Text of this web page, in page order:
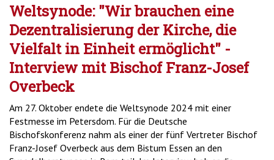
Weltsynode: "Wir brauchen eine
Dezentralisierung der Kirche, die
Vielfalt in Einheit ermöglicht" -
Interview mit Bischof Franz-Josef
Overbeck
Am 27. Oktober endete die Weltsynode 2024 mit einer
Festmesse im Petersdom. Für die Deutsche
Bischofskonferenz nahm als einer der fünf Vertreter Bischof
Franz-Josef Overbeck aus dem Bistum Essen an den